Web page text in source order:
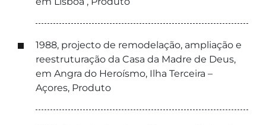
1988, projecto de remodelação, ampliação e
reestruturação da Casa da Madre de Deus,
em Angra do Heroísmo, Ilha Terceira –
Açores, Produto